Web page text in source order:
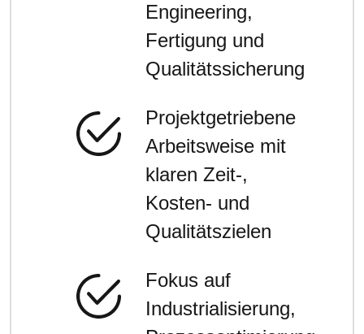
Engineering,
Fertigung und
Qualitätssicherung
Projektgetriebene
Arbeitsweise mit
klaren Zeit-,
Kosten- und
Qualitätszielen
Fokus auf
Industrialisierung,